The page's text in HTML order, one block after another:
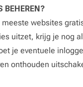
BEHEREN?
websites
uitzet, krijg je nog
je eventuele
onthouden